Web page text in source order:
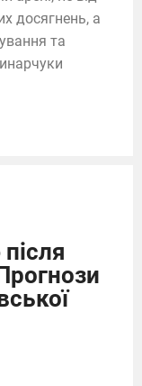
досягнень, а
та